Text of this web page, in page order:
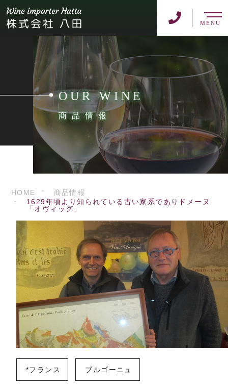
MENU
OUR WINE
商品情報
HOME
商品情報
1629年頃より知られている古い家系でありドメーヌ
「オヴィッグ」
*フランス ブルゴーニュ